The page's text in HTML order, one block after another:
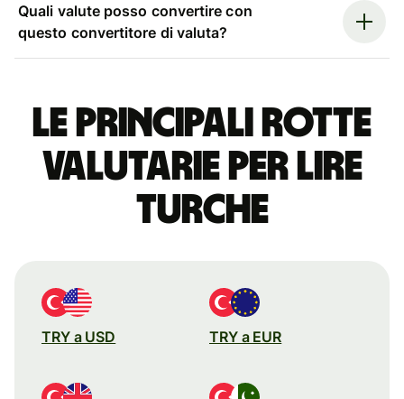
Quali valute posso convertire con
questo convertitore di valuta?
Le principali rotte
valutarie per lire
turche
TRY a USD TRY a EUR